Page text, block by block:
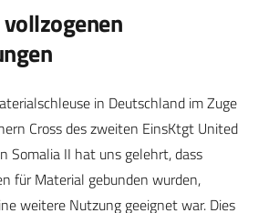
in Deutschland im Zuge
Cross des zweiten EinsKtgt United
Somalia II hat uns gelehrt, dass
für Material gebunden wurden,
weitere Nutzung geeignet war. Dies